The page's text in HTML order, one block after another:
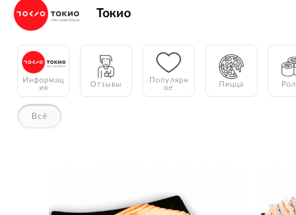
Токио
Информац
ия
Отзывы
Популярн
ое
Пицца
Всё